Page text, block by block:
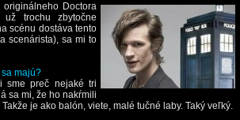
Doctora
trochu zbytočne
scénu dostáva tento
scenárista), sa mi to
majú?
sme preč nejaké tri
sa mi, že ho nakŕmili
je ako balón, viete, malé tučné laby. Taký veľký.